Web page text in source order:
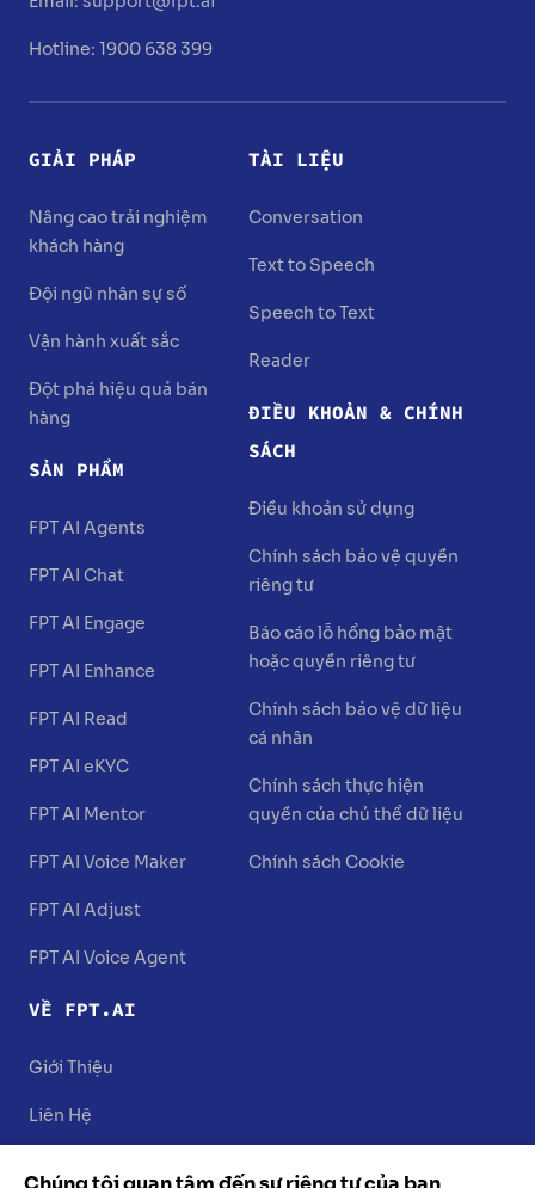
Hotline: 1900 638 399
GIẢI PHÁP
Nâng cao trải nghiệm
khách hàng
Đội ngũ nhân sự số
Vận hành xuất sắc
Đột phá hiệu quả bán
hàng
SẢN PHẨM
FPT AI Agents
FPT AI Chat
FPT AI Engage
FPT AI Enhance
FPT AI Read
FPT AI eKYC
FPT AI Mentor
FPT AI Voice Maker
FPT AI Adjust
FPT AI Voice Agent
VỀ FPT.AI
Giới Thiệu
Liên Hệ
TÀI LIỆU
Conversation
Text to Speech
Speech to Text
Reader
ĐIỀU KHOẢN & CHÍNH
SÁCH
Điều khoản sử dụng
Chính sách bảo vệ quyền
riêng tư
Báo cáo lỗ hổng bảo mật
hoặc quyền riêng tư
Chính sách bảo vệ dữ liệu
cá nhân
Chính sách thực hiện
quyền của chủ thể dữ liệu
Chính sách Cookie